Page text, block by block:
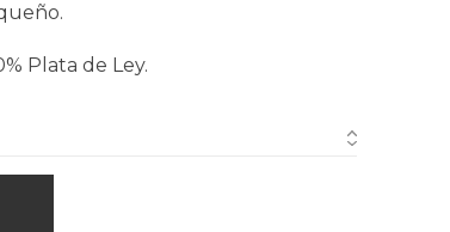
Plata de Ley.